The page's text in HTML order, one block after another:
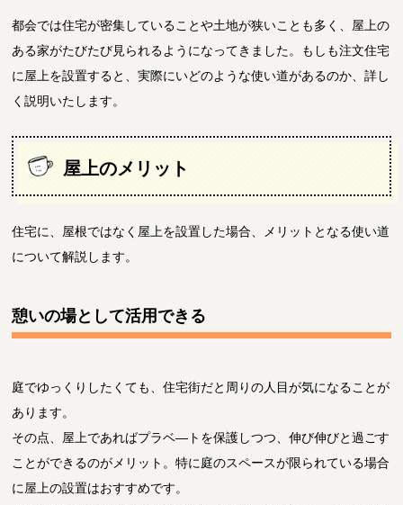
都会では住宅が密集していることや土地が狭いことも多く、屋上の
ある家がたびたび見られるようになってきました。もしも注文住宅
に屋上を設置すると、実際にいどのような使い道があるのか、詳し
く説明いたします。
屋上のメリット
住宅に、屋根ではなく屋上を設置した場合、メリットとなる使い道
について解説します。
憩いの場として活用できる
庭でゆっくりしたくても、住宅街だと周りの人目が気になることが
あります。
その点、屋上であればプラベ―トを保護しつつ、伸び伸びと過ごす
ことができるのがメリット。特に庭のスペースが限られている場合
に屋上の設置はおすすめです。